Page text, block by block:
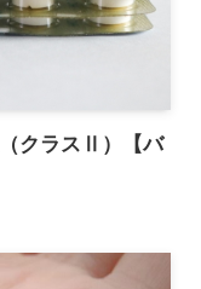
クラスⅡ）【バ